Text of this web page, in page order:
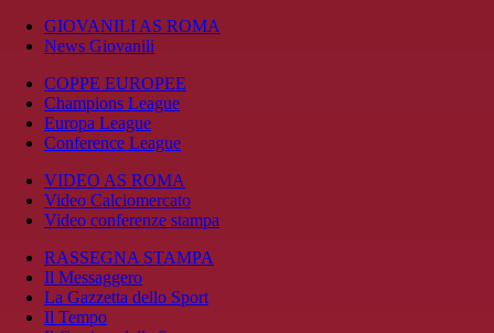
GIOVANILI AS ROMA
News Giovanili
COPPE EUROPEE
Champions League
Europa League
Conference League
VIDEO AS ROMA
Video Calciomercato
Video conferenze stampa
RASSEGNA STAMPA
Il Messaggero
La Gazzetta dello Sport
Il Tempo